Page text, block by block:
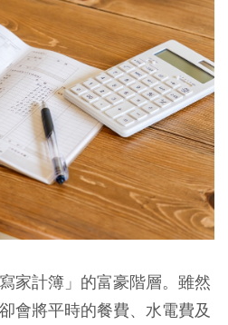
家計簿」的富豪階層。雖然
會將平時的餐費、水電費及